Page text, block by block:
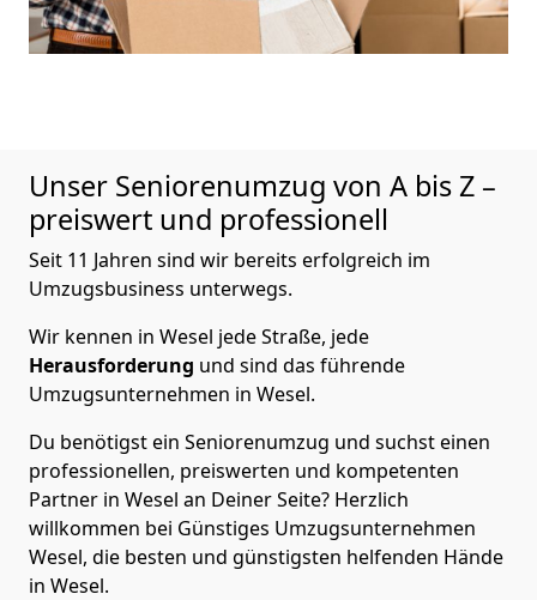
Unser Seniorenumzug von A bis Z –
preiswert und professionell
Seit 11 Jahren sind wir bereits erfolgreich im
Umzugsbusiness unterwegs.
Wir kennen in Wesel jede Straße, jede
Herausforderung und sind das führende
Umzugsunternehmen in Wesel.
Du benötigst ein Seniorenumzug und suchst einen
professionellen, preiswerten und kompetenten
Partner in Wesel an Deiner Seite? Herzlich
willkommen bei Günstiges Umzugsunternehmen
Wesel, die besten und günstigsten helfenden Hände
in Wesel.